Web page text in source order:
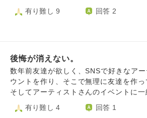
た日)には毎年水子供養ができるお寺に
が、そこでなんと言葉をかけたらよいの
のお相手とは別の方と結婚をし、現在27
かりたいと強く思うようになりました
授かりたいと願うのは身勝手だろう、も
私の過去の行いのせいで子供が健康な状
のような行動、考え方をしていけばよい
有り難し 9 回答 2
後悔が消えない。
数年前友達が欲しく、SNSで好きなア
ウントを作り、そこで無理に友達を作っ
そしてアーティストさんのイベントに一
のですが、正直馬が合わずぎこちなく接
は自分から距離を置いてしまいました。 ですがアーティス
有り難し 4 回答 1